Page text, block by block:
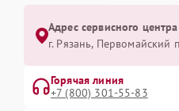
Адрес сервисного
г. Рязань, Первомайский
Горячая линия
+7 (800) 301-55-83